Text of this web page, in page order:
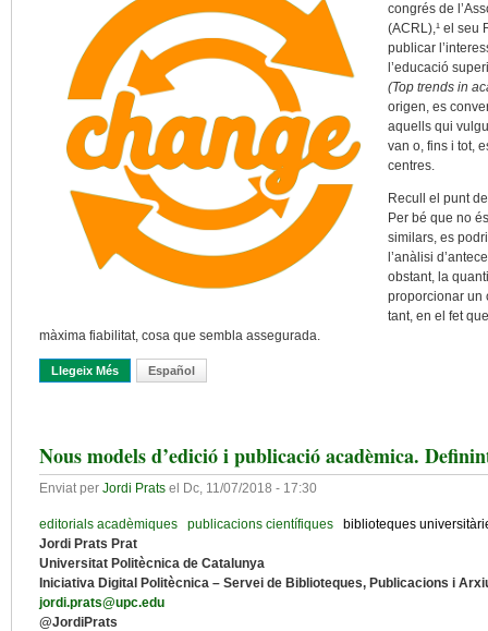
congrés de
(ACRL),¹ el seu
publicar
l’educació
(Top trends in
origen, es
aquells qui
van o, fins i tot,
centres.
Recull el punt
Per bé que no
similars, es
l’anàlisi
obstant, la
proporcionar un
tant, en el fet
màxima fiabilitat, cosa que sembla assegurada.
Llegeix Més Sobre Tendències Per A Biblioteques Universitàries En Un
Español
Nous models d’edició i publicació acadèmica.
Enviat per Jordi Prats el Dc, 11/07/2018 - 17:30
editorials acadèmiques publicacions científiques
biblioteques
Jordi Prats Prat
Universitat Politècnica de Catalunya
Iniciativa Digital Politècnica – Servei de Biblioteques, Publicacions i
jordi.prats@upc.edu
@JordiPrats